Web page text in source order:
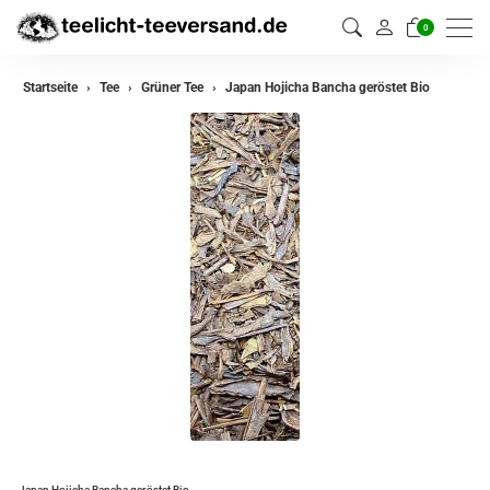
0
zurück
Teemischungen
Startseite Tee Grüner Tee Japan Hojicha Bancha geröstet Bio